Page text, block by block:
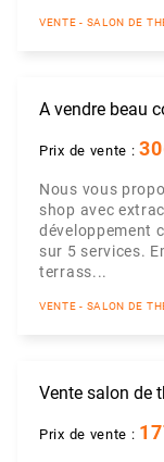
VENTE - SALON DE
A vendre beau
Prix de vente :
Nous vous
shop avec
développement
sur 5 services.
terrass...
VENTE - SALON DE
Vente salon de
Prix de vente :